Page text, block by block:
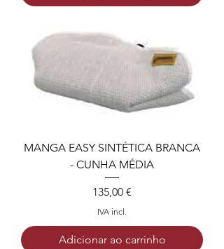
MANGA EASY SINTÉTICA BRANCA
- CUNHA MÉDIA
Preço
135,00 €
IVA incl.
Adicionar ao carrinho